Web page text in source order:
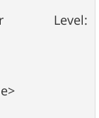
Level: